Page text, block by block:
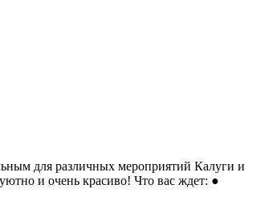
для различных мероприятий Калуги и
и очень красиво! Что вас ждет: ●